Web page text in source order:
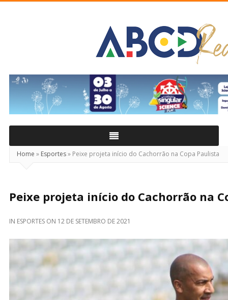
Real
Home » Esportes» Peixe projeta início do Cachorrão na Copa Paulista
Peixe projeta início do Cachorrão na
IN ESPORTES ON 12 DE SETEMBRO DE 2021